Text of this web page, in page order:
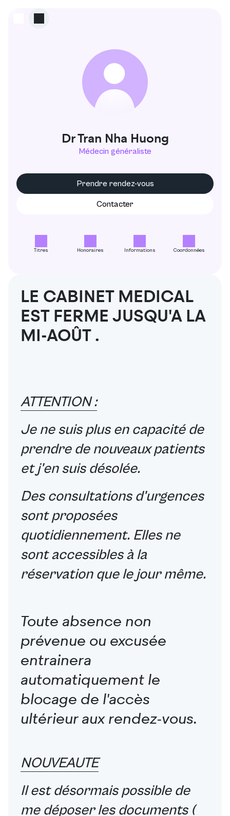
T
Dr Tran Nha Huong
Médecin généraliste
Prendre rendez-vous
Contacter
Titres Honoraires Informations Coordonnées
LE CABINET MEDICAL
EST FERME JUSQU'A LA
MI-AOÛT .
ATTENTION :
Je ne suis plus en capacité de
prendre de nouveaux patients
et j'en suis désolée.
Des consultations d'urgences
sont proposées
quotidiennement. Elles ne
sont accessibles à la
réservation que le jour même.
Toute absence non
prévenue ou excusée
entrainera
automatiquement le
blocage de l'accès
ultérieur aux rendez-vous.
NOUVEAUTE
Il est désormais possible de
me déposer les documents (